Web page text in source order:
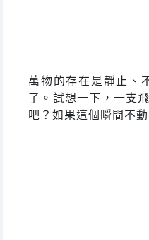
萬物的存在是靜止、
了。試想一下，一支
吧？如果這個瞬間不